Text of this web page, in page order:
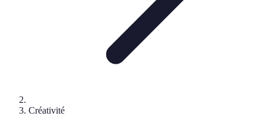
Créativité